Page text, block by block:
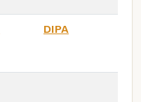
DIPA